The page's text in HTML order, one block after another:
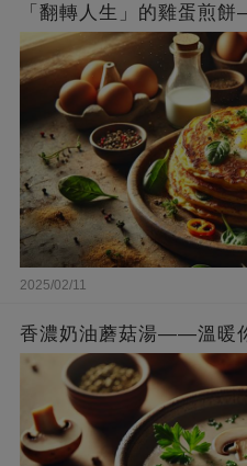
「翻轉人生」的雞蛋煎
2025/02/11
香濃奶油蘑菇湯——溫暖